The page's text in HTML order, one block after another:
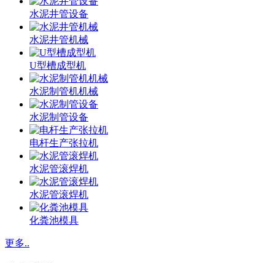
水泥井管设备
水泥井管机械
U型槽成型机
水泥制管机机械
水泥制管设备
电杆生产张拉机
水泥管滚焊机
水泥管滚焊机
化粪池模具
更多..